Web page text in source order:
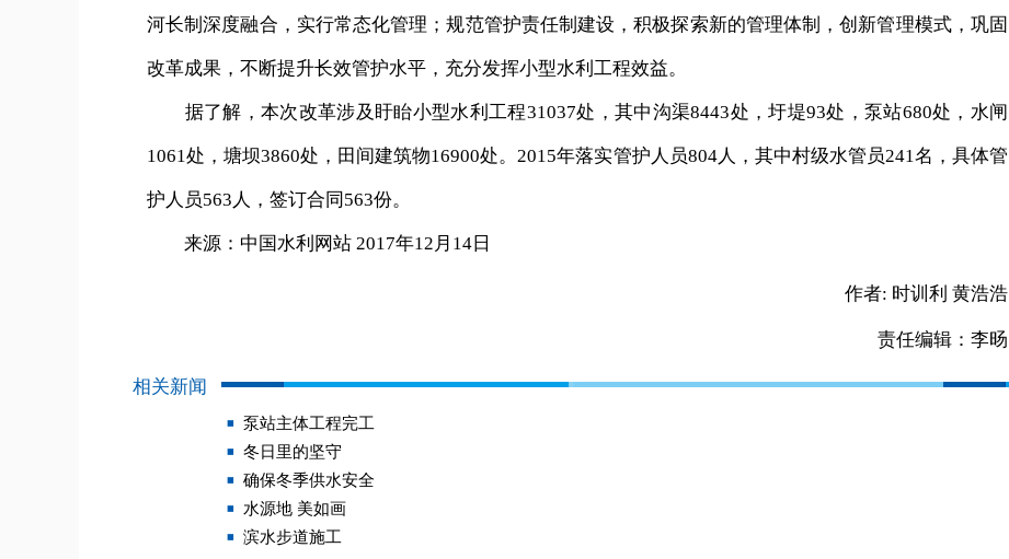
河长制深度融合，实行常态化管理；规范管护责任制建设，积极探索新的管理体制，创新管理模式，巩固
改革成果，不断提升长效管护水平，充分发挥小型水利工程效益。
据了解，本次改革涉及盱眙小型水利工程31037处，其中沟渠8443处，圩堤93处，泵站680处，水闸
1061处，塘坝3860处，田间建筑物16900处。2015年落实管护人员804人，其中村级水管员241名，具体管
护人员563人，签订合同563份。
来源：中国水利网站 2017年12月14日
作者: 时训利 黄浩浩
责任编辑：李旸
相关新闻
泵站主体工程完工
冬日里的坚守
确保冬季供水安全
水源地 美如画
滨水步道施工